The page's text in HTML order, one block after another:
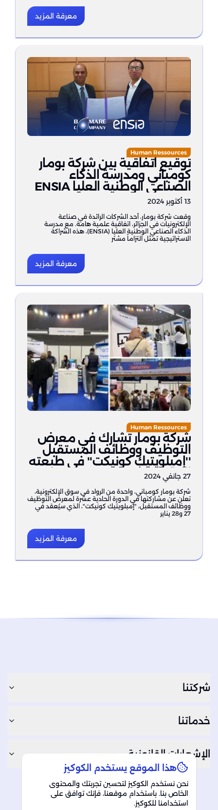
معرفة المزيد
Human Ressources
توقيع اتفاقية بين شركة بومار
كومباني ومدرسة الذكاء
الصناعي الوطنية العليا ENSIA
13 أكتوبر 2024
وقعت شركة بومار، أحد الشركات الرائدة في صناعة
الإلكترونيات في الجزائر، اتفاقية علمية هامة. مع مدرسة
الذكاء الصناعي الوطنية العليا (ENSIA)، هذه الشراكة
الاستراتيجية تمثل التزاماً مشتر
معرفة المزيد
Human Ressources
شركة بومار تشارك في معرض
التوظيف ووظائف المستقبل
''إمبلويتيك كونيكت'' في طبعته
الحادية عشرة
27 جانفي 2024
شركة بومار كومباني، واحدة من الرواد في سوق الإلكترونية،
تعلن عن مشاركتها في الدورة الحادية عشرة لمعرض التوظيف
ووظائف المستقبل، "إمبلويتيك كونيكت"، الذي سيُعقد في
27 و28 يناير
معرفة المزيد
شركتنا
خدماتنا
الإشعارات القانونية
Facebook
Instagram
LinkedIn
RSS Feed
هذا الموقع يستخدم الكوكيز
نحن نستخدم الكوكيز لتحسين تجربتك والمحتوى
الخاص بنا. باستخدام موقعنا، فإنك توافق على
استخدامنا للكوكيز.